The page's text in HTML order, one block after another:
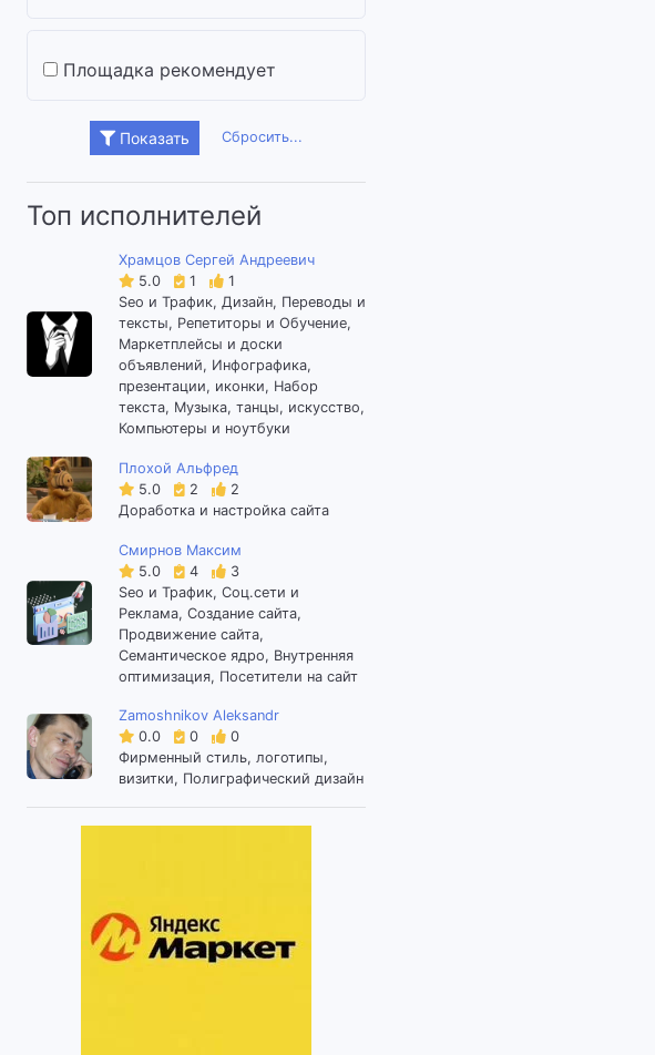
Площадка рекомендует
Показать Сбросить...
Топ исполнителей
Храмцов Сергей Андреевич
5.0
1
1
Seo и Трафик, Дизайн, Переводы и
тексты, Репетиторы и Обучение,
Маркетплейсы и доски
объявлений, Инфографика,
презентации, иконки, Набор
текста, Музыка, танцы, искусство,
Компьютеры и ноутбуки
Плохой Альфред
5.0
2
2
Доработка и настройка сайта
Смирнов Максим
5.0
4
3
Seo и Трафик, Соц.сети и
Реклама, Создание сайта,
Продвижение сайта,
Семантическое ядро, Внутренняя
оптимизация, Посетители на сайт
Zamoshnikov Aleksandr
0.0
0
0
Фирменный стиль, логотипы,
визитки, Полиграфический дизайн